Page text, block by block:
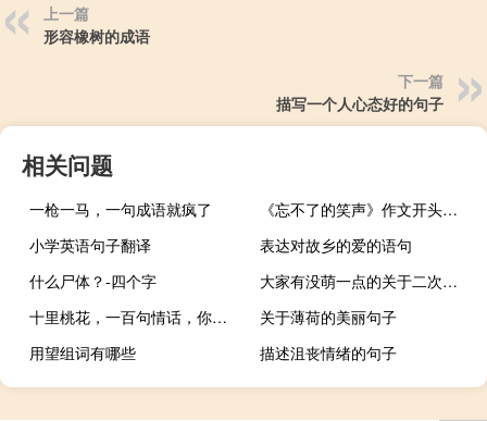
上一篇
形容橡树的成语
下一篇
描写一个人心态好的句子
相关问题
一枪一马，一句成语就疯了
《忘不了的笑声》作文开头结尾
小学英语句子翻译
表达对故乡的爱的语句
什么尸体？-四个字
大家有没萌一点的关于二次元的优美语句
十里桃花，一百句情话，你很难有疤痕。
关于薄荷的美丽句子
用望组词有哪些
描述沮丧情绪的句子